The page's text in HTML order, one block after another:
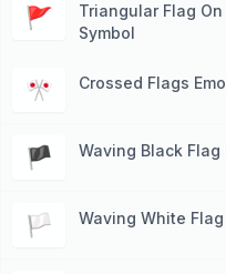
🚩
Triangular Flag On
Symbol
🎌 Crossed Flags
🏴 Waving Black Flag
🏳 Waving White